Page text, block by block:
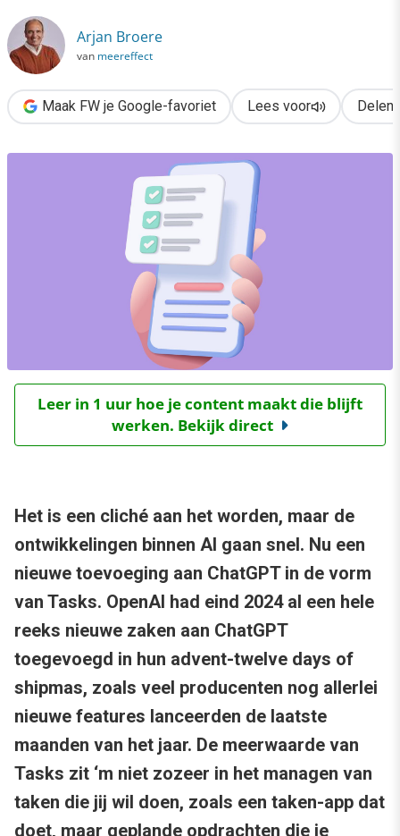
Tasks in ChatGPT: dit kun je ermee
Arjan Broere
van meereffect
Maak FW je Google-favoriet Lees voor Delen
Leer in 1 uur hoe je content maakt die blijft
werken. Bekijk direct
Het is een cliché aan het worden, maar de
ontwikkelingen binnen AI gaan snel. Nu een
nieuwe toevoeging aan ChatGPT in de vorm
van Tasks. OpenAI had eind 2024 al een hele
reeks nieuwe zaken aan ChatGPT
toegevoegd in hun advent-twelve days of
shipmas, zoals veel producenten nog allerlei
nieuwe features lanceerden de laatste
maanden van het jaar. De meerwaarde van
Tasks zit ‘m niet zozeer in het managen van
taken die jij wil doen, zoals een taken-app dat
doet, maar geplande opdrachten die je